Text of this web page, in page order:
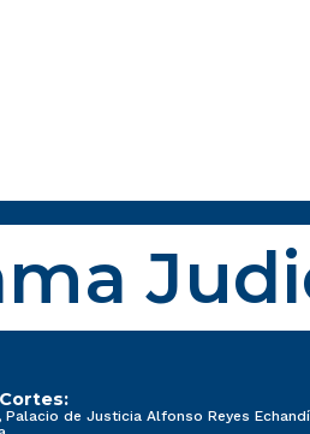
Palacio de Justicia Alfonso Reyes